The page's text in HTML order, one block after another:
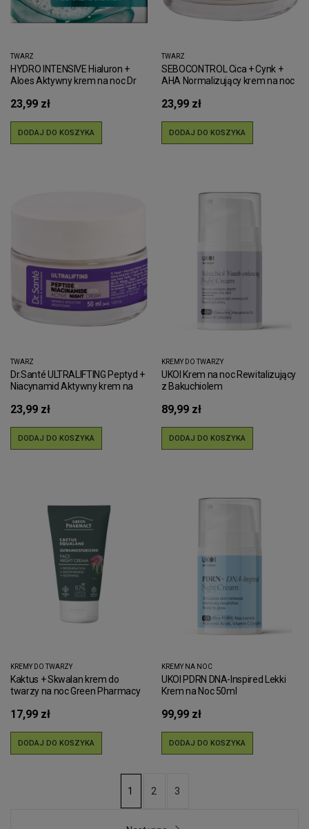
TWARZ
HYDRO INTENSIVE Hialuron +
Aloes Aktywny krem na noc Dr
23,99 zł
DODAJ DO KOSZYKA
TWARZ
SEBOCONTROL Cica + Cynk +
AHA Normalizujący krem na noc
23,99 zł
DODAJ DO KOSZYKA
TWARZ
Dr.Santé ULTRALIFTING Peptyd +
Niacynamid Aktywny krem na
23,99 zł
DODAJ DO KOSZYKA
KREMY DO TWARZY
UKOI Krem na noc Rewitalizujący
z Bakuchiolem
89,99 zł
DODAJ DO KOSZYKA
KREMY DO TWARZY
Kaktus + Skwalan krem do
twarzy na noc Green Pharmacy
17,99 zł
DODAJ DO KOSZYKA
KREMY NA NOC
UKOI PDRN DNA-Inspired Lekki
Krem na Noc 50ml
99,99 zł
DODAJ DO KOSZYKA
1 2 3